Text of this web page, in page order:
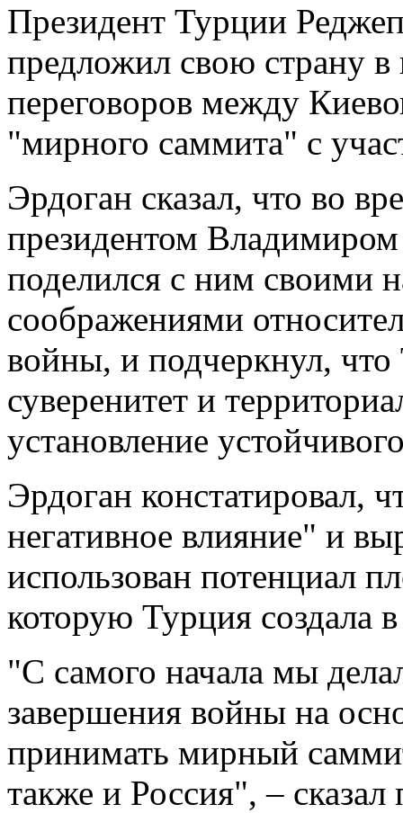
Президент Турции
предложил свою страну в
переговоров между
"мирного саммита" с
Эрдоган сказал, что во
президентом
поделился с ним своими
соображениями
войны, и подчеркнул,
суверенитет и
установление
Эрдоган констатировал,
негативное влияние" и
использован потенциал
которую Турция создала
"С самого начала мы
завершения войны на
принимать мирный
также и Россия", –